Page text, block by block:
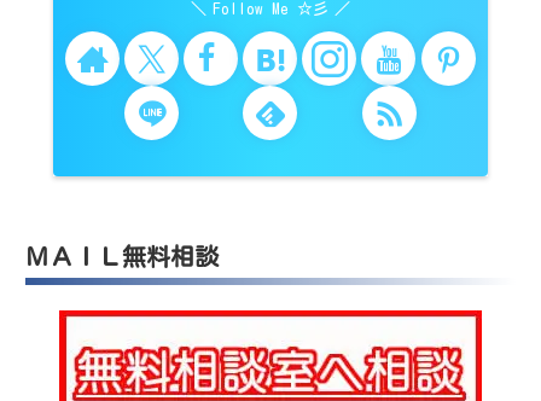
Follow Me ☆彡
ＭＡＩＬ無料相談